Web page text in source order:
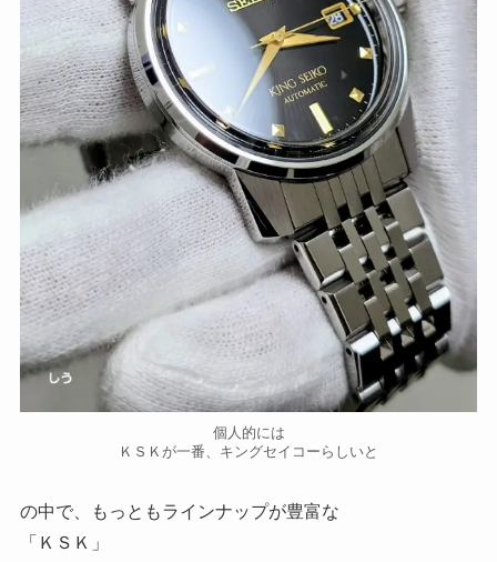
個人的には
ＫＳＫが一番、キングセイコーらしいと
の中で、もっともラインナップが豊富な
「ＫＳＫ」